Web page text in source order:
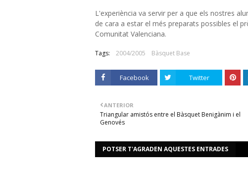
L'experiència va servir per a que els nostres
de cara a estar el més preparats possibles el
Comunitat Valenciana.
Tags: 2004/2005 Bàsquet Base
Facebook Twitter
ANTERIOR
Triangular amistós entre el Bàsquet Benigànim i el
Genovés
POTSER T'AGRADEN AQUESTES ENTRADES